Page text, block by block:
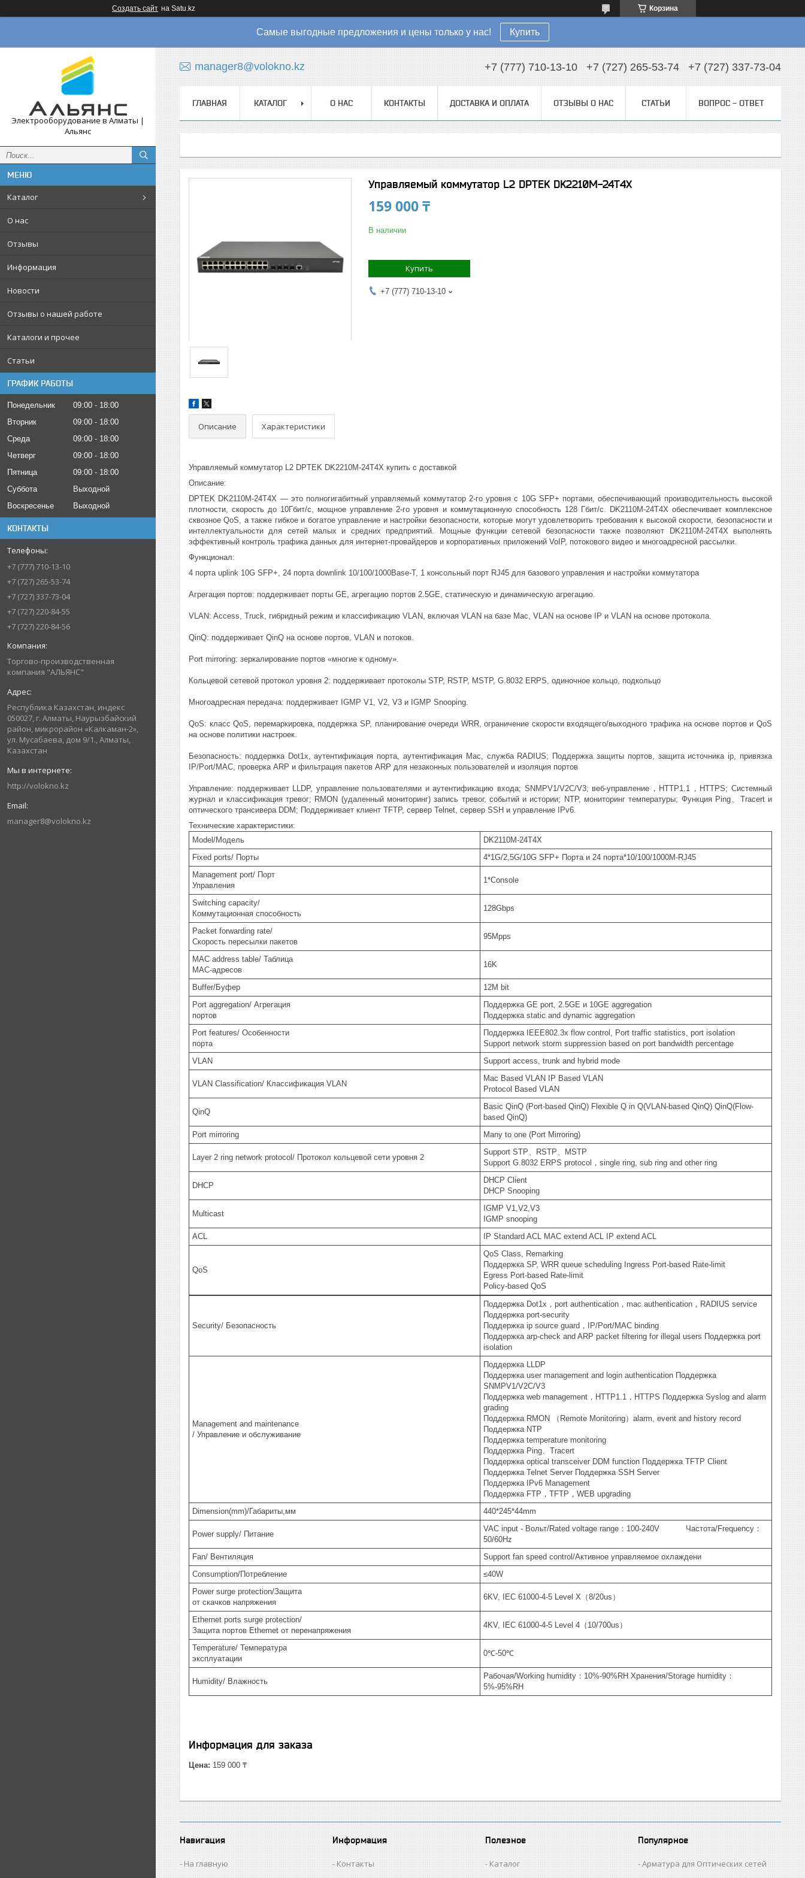
Создать сайт на Satu.kz Корзина
Самые выгодные предложения и цены только у нас! Купить
Электрооборудование в Алматы |
Альянс
Каталог
О нас
Отзывы
Информация
Новости
Отзывы о нашей работе
Каталоги и прочее
Статьи
ГРАФИК РАБОТЫ
Понедельник 09:00
18:00
Вторник
09:00
18:00
Среда
09:00
18:00
Четверг
09:00
18:00
Пятница
09:00
18:00
Суббота
Выходной
Воскресенье
Выходной
КОНТАКТЫ
+7 (777) 710-13-10
+7 (727) 265-53-74
+7 (727) 337-73-04
+7 (727) 220-84-55
+7 (727) 220-84-56
Торгово-производственная
компания "АЛЬЯНС"
Республика Казахстан, индекс
050027, г. Алматы, Наурызбайский
район, микрорайон «Калкаман-2»,
ул. Мусабаева, дом 9/1., Алматы,
Казахстан
http://volokno.kz
manager8@volokno.kz
manager8@volokno.kz +7 (777) 710-13-10 +7 (727) 265-53-74 +7 (727) 337-73-04
ГЛАВНАЯ КАТАЛОГ О НАС КОНТАКТЫ ДОСТАВКА И ОПЛАТА ОТЗЫВЫ О НАС СТАТЬИ ВОПРОС - ОТВЕТ
Управляемый коммутатор L2 DPTEK DK2210M-24T4X
159 000 ₸
В наличии
Купить
+7 (777) 710-13-10
Описание Характеристики
Управляемый коммутатор L2 DPTEK DK2210M-24T4X купить с доставкой
Описание:
DPTEK DK2110M-24T4X — это полногигабитный управляемый коммутатор 2-го уровня с 10G SFP+ портами, обеспечивающий производительность высокой
плотности, скорость до 10Гбит/с, мощное управление 2-го уровня и коммутационную способность 128 Гбит/с. DK2110M-24T4X обеспечивает комплексное
сквозное QoS, а также гибкое и богатое управление и настройки безопасности, которые могут удовлетворить требования к высокой скорости, безопасности и
интеллектуальности для сетей малых и средних предприятий. Мощные функции сетевой безопасности также позволяют DK2110M-24T4X выполнять
эффективный контроль трафика данных для интернет-провайдеров и корпоративных приложений VoIP, потокового видео и многоадресной рассылки.
Функционал:
4 порта uplink 10G SFP+, 24 порта downlink 10/100/1000Base-T, 1 консольный порт RJ45 для базового управления и настройки коммутатора
Агрегация портов: поддерживает порты GE, агрегацию портов 2.5GE, статическую и динамическую агрегацию.
VLAN: Access, Truck, гибридный режим и классификацию VLAN, включая VLAN на базе Mac, VLAN на основе IP и VLAN на основе протокола.
QinQ: поддерживает QinQ на основе портов, VLAN и потоков.
Port mirroring: зеркалирование портов «многие к одному».
Кольцевой сетевой протокол уровня 2: поддерживает протоколы STP, RSTP, MSTP, G.8032 ERPS, одиночное кольцо, подкольцо
Многоадресная передача: поддерживает IGMP V1, V2, V3 и IGMP Snooping.
QoS: класс QoS, перемаркировка, поддержка SP, планирование очереди WRR, ограничение скорости входящего/выходного трафика на основе портов и QoS
на основе политики настроек.
Безопасность: поддержка Dot1x, аутентификация порта, аутентификация Mac, служба RADIUS; Поддержка защиты портов, защита источника ip, привязка
IP/Port/MAC, проверка ARP и фильтрация пакетов ARP для незаконных пользователей и изоляция портов
Управление: поддерживает LLDP, управление пользователями и аутентификацию входа; SNMPV1/V2C/V3; веб-управление，HTTP1.1，HTTPS; Системный
журнал и классификация тревог; RMON (удаленный мониторинг) запись тревог, событий и истории; NTP, мониторинг температуры; Функция Ping、Tracert и
оптического трансивера DDM; Поддерживает клиент TFTP, сервер Telnet, сервер SSH и управление IPv6.
Технические характеристики:
Model/Модель
DK2110M-24T4X
Fixed ports/ Порты
4*1G/2,5G/10G SFP+ Порта и 24 порта*10/100/1000M-RJ45
Management port/ Порт
Управления
1*Console
Switching capacity/
Коммутационная способность
128Gbps
Packet forwarding rate/
Скорость пересылки пакетов
95Mpps
MAC address table/ Таблица
MAC-адресов
16K
Buffer/Буфер
12M bit
Port aggregation/ Агрегация
портов
Поддержка GE port, 2.5GE и 10GE aggregation
Поддержка static and dynamic aggregation
Port features/ Особенности
порта
Поддержка IEEE802.3x flow control, Port traffic statistics, port isolation
Support network storm suppression based on port bandwidth percentage
VLAN
Support access, trunk and hybrid mode
VLAN Classification/ Классификация VLAN
Mac Based VLAN IP Based VLAN
Protocol Based VLAN
QinQ
Basic QinQ (Port-based QinQ) Flexible Q in Q(VLAN-based QinQ) QinQ(Flow-
based QinQ)
Port mirroring
Many to one (Port Mirroring)
Layer 2 ring network protocol/ Протокол кольцевой сети уровня 2
Support STP、RSTP、MSTP
Support G.8032 ERPS protocol，single ring, sub ring and other ring
DHCP
DHCP Client
DHCP Snooping
Multicast
IGMP V1,V2,V3
IGMP snooping
ACL
IP Standard ACL MAC extend ACL IP extend ACL
QoS
QoS Class, Remarking
Поддержка SP, WRR queue scheduling Ingress Port-based Rate-limit
Egress Port-based Rate-limit
Policy-based QoS
Security/ Безопасность
Поддержка Dot1x，port authentication，mac authentication，RADIUS service
Поддержка port-security
Поддержка ip source guard，IP/Port/MAC binding
Поддержка arp-check and ARP packet filtering for illegal users Поддержка port
isolation
Management and maintenance
/ Управление и обслуживание
Поддержка LLDP
Поддержка user management and login authentication Поддержка
SNMPV1/V2C/V3
Поддержка web management，HTTP1.1，HTTPS Поддержка Syslog and alarm
grading
Поддержка RMON （Remote Monitoring）alarm, event and history record
Поддержка NTP
Поддержка temperature monitoring
Поддержка Ping、Tracert
Поддержка optical transceiver DDM function Поддержка TFTP Client
Поддержка Telnet Server Поддержка SSH Server
Поддержка IPv6 Management
Поддержка FTP，TFTP，WEB upgrading
Dimension(mm)/Габариты,мм
440*245*44mm
Power supply/ Питание
VAC input - Вольт/Rated voltage range：100-240V Частота/Frequency：
50/60Hz
Fan/ Вентиляция
Support fan speed control/Активное управляемое охлаждени
Consumption/Потребление
≤40W
Power surge protection/Защита
от скачков напряжения
6KV, IEC 61000-4-5 Level X（8/20us）
Ethernet ports surge protection/
Защита портов Ethernet от перенапряжения
4KV, IEC 61000-4-5 Level 4（10/700us）
Temperature/ Температура
эксплуатации
0℃-50℃
Humidity/ Влажность
Рабочая/Working humidity：10%-90%RH Хранения/Storage humidity：
5%-95%RH
Информация для заказа
Цена: 159 000 ₸
Навигация
На главную
Информация
Контакты
Полезное
Каталог
Популярное
Арматура для Оптических сетей